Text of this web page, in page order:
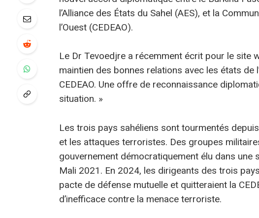
l’Alliance des États du Sahel (AES), et la
l’Ouest (CEDEAO).
Le Dr Tevoedjre a récemment écrit pour le site
maintien des bonnes relations avec les états de
CEDEAO. Une offre de reconnaissance
situation. »
Les trois pays sahéliens sont tourmentés
et les attaques terroristes. Des groupes
gouvernement démocratiquement élu dans une
Mali 2021. En 2024, les dirigeants des trois
pacte de défense mutuelle et quitteraient la
d’inefficace contre la menace terroriste.